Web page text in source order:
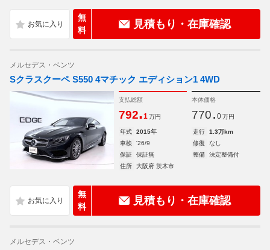
無
料
見積もり・在庫確認
メルセデス・ベンツ
Sクラスクーペ S550 4マチック エディション1 4WD
支払総額
792.1 万円
本体価格
770. 0 万円
年式 2015年 走行
1.3万km
車検
'26/9 修復
なし
保証
保証無 整備
法定整備付
住所
大阪府 茨木市
無
料
見積もり・在庫確認
メルセデス・ベンツ